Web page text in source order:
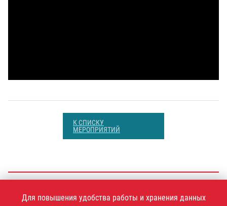
К СПИСКУ
МЕРОПРИЯТИЙ
+7 (495)925-77-90
Для повышения удобства работы и хранения данных